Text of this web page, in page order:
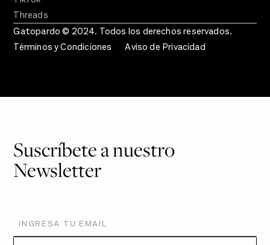
Threads
Gatopardo © 2024. Todos los derechos reservados.
Términos y Condiciones
Aviso de Privacidad
Suscríbete a nuestro
Newsletter